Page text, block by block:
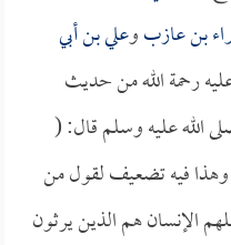
بن عازبوعلي بن أبي
رحمة الله من حديث
الله عليه وسلم قال: (
وهذا فيه تضعيف لقول من
الإنسان هم الذين يرثون